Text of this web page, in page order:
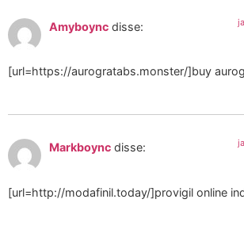
Amyboync disse:
[url=https://aurogratabs.monster/]buy
Markboync disse:
[url=http://modafinil.today/]provigil online